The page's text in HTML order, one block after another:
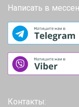
Написать в
Контакты: